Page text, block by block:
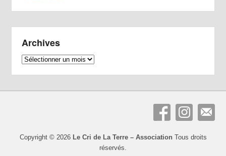
Archives
Archives
Copyright © 2026 Le Cri de La Terre – Association Tous droits
réservés.